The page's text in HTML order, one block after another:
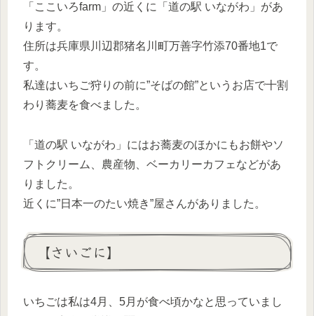
「ここいろfarm」の近くに「道の駅 いながわ」があ
ります。
住所は兵庫県川辺郡猪名川町万善字竹添70番地1で
す。
私達はいちご狩りの前に”そばの館”というお店で十割
わり蕎麦を食べました。
「道の駅 いながわ」にはお蕎麦のほかにもお餅やソ
フトクリーム、農産物、ベーカリーカフェなどがあ
りました。
近くに”日本一のたい焼き”屋さんがありました。
【さいごに】
いちごは私は4月、5月が食べ頃かなと思っていまし